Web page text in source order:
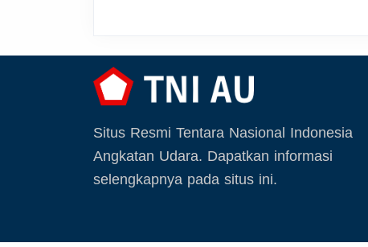
Situs Resmi Tentara Nasional Indonesia
Angkatan Udara. Dapatkan informasi
selengkapnya pada situs ini.